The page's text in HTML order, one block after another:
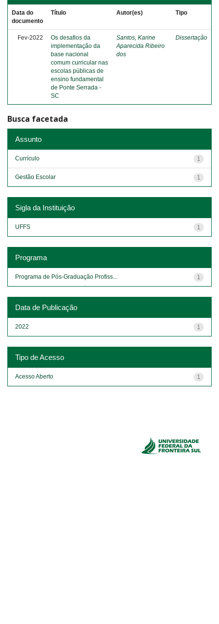
Data do
documento
Título Autor(es) Tipo
Fev-2022
Os desafios da
implementação da
base nacional
comum curricular nas
escolas públicas de
ensino fundamental
de Ponte Serrada -
SC
Santos, Karine
Aparecida Ribeiro
dos
Dissertação
Busca facetada
Assunto
1
Currículo
1
Gestão Escolar
Sigla da Instituição
1
UFFS
Programa
1
Programa de Pós-Graduação Profiss...
Data de Publicação
1
2022
Tipo de Acesso
1
Acesso Aberto